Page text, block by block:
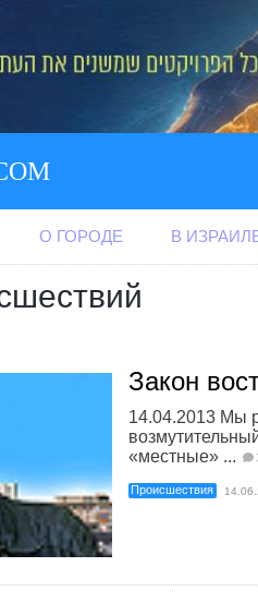
О ГОРОДЕ В
Закон
14.04.2013 Мы
«местные» ...
Происшествия